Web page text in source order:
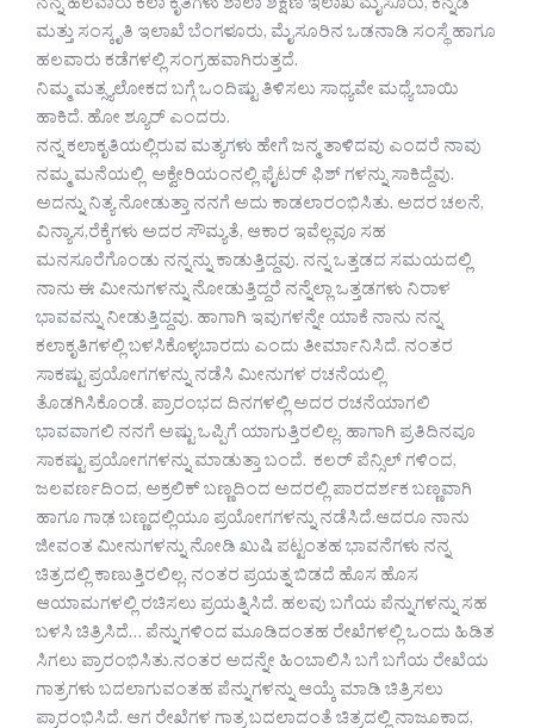
ನನ್ನ ಹಲವಾರು ಕಲಾ ಕೃತಿಗಳು ಶಾಲಾ ಶಿಕ್ಷಣ ಇಲಾಖೆ ಮೈಸೂರು, ಕನ್ನಡ
ಮತ್ತು ಸಂಸ್ಕೃತಿ ಇಲಾಖೆ ಬೆಂಗಳೂರು, ಮೈಸೂರಿನ ಒಡನಾಡಿ ಸಂಸ್ಥೆ ಹಾಗೂ
ಹಲವಾರು ಕಡೆಗಳಲ್ಲಿ ಸಂಗ್ರಹವಾಗಿರುತ್ತದೆ.
ನಿಮ್ಮ ಮತ್ಸ್ಯಲೋಕದ ಬಗ್ಗೆ ಒಂದಿಷ್ಟು ತಿಳಿಸಲು ಸಾಧ್ಯವೇ ಮಧ್ಯೆ ಬಾಯಿ
ಹಾಕಿದೆ. ಹೋ ಶ್ಯೂರ್ ಎಂದರು.
ನನ್ನ ಕಲಾಕೃತಿಯಲ್ಲಿರುವ ಮತ್ಯಗಳು ಹೇಗೆ ಜನ್ಮ ತಾಳಿದವು ಎಂದರೆ ನಾವು
ನಮ್ಮ ಮನೆಯಲ್ಲಿ ಅಕ್ವೇರಿಯಂನಲ್ಲಿ ಫೈಟರ್ ಫಿಶ್ ಗಳನ್ನು ಸಾಕಿದ್ದೆವು.
ಅದನ್ನು ನಿತ್ಯ ನೋಡುತ್ತಾ ನನಗೆ ಅದು ಕಾಡಲಾರಂಭಿಸಿತು. ಅದರ ಚಲನೆ,
ವಿನ್ಯಾಸ,ರೆಕ್ಕೆಗಳು ಅದರ ಸೌಮ್ಯತೆ, ಆಕಾರ ಇವೆಲ್ಲವೂ ಸಹ
ಮನಸೂರೆಗೊಂಡು ನನ್ನನ್ನು ಕಾಡುತ್ತಿದ್ದವು. ನನ್ನ ಒತ್ತಡದ ಸಮಯದಲ್ಲಿ
ನಾನು ಈ ಮೀನುಗಳನ್ನು ನೋಡುತ್ತಿದ್ದರೆ ನನ್ನೆಲ್ಲಾ ಒತ್ತಡಗಳು ನಿರಾಳ
ಭಾವವನ್ನು ನೀಡುತ್ತಿದ್ದವು. ಹಾಗಾಗಿ ಇವುಗಳನ್ನೇ ಯಾಕೆ ನಾನು ನನ್ನ
ಕಲಾಕೃತಿಗಳಲ್ಲಿ ಬಳಸಿಕೊಳ್ಳಬಾರದು ಎಂದು ತೀರ್ಮಾನಿಸಿದೆ. ನಂತರ
ಸಾಕಷ್ಟು ಪ್ರಯೋಗಗಳನ್ನು ನಡೆಸಿ ಮೀನುಗಳ ರಚನೆಯಲ್ಲಿ
ತೊಡಗಿಸಿಕೊಂಡೆ. ಪ್ರಾರಂಭದ ದಿನಗಳಲ್ಲಿ ಅದರ ರಚನೆಯಾಗಲಿ
ಭಾವವಾಗಲಿ ನನಗೆ ಅಷ್ಟು ಒಪ್ಪಿಗೆ ಯಾಗುತ್ತಿರಲಿಲ್ಲ. ಹಾಗಾಗಿ ಪ್ರತಿದಿನವೂ
ಸಾಕಷ್ಟು ಪ್ರಯೋಗಗಳನ್ನು ಮಾಡುತ್ತಾ ಬಂದೆ. ಕಲರ್ ಪೆನ್ಸಿಲ್ ಗಳಿಂದ,
ಜಲವರ್ಣದಿಂದ, ಅಕ್ರಲಿಕ್ ಬಣ್ಣದಿಂದ ಅದರಲ್ಲಿ ಪಾರದರ್ಶಕ ಬಣ್ಣವಾಗಿ
ಹಾಗೂ ಗಾಢ ಬಣ್ಣದಲ್ಲಿಯೂ ಪ್ರಯೋಗಗಳನ್ನು ನಡೆಸಿದೆ.ಆದರೂ ನಾನು
ಜೀವಂತ ಮೀನುಗಳನ್ನು ನೋಡಿ ಖುಷಿ ಪಟ್ಟಂತಹ ಭಾವನೆಗಳು ನನ್ನ
ಚಿತ್ರದಲ್ಲಿ ಕಾಣುತ್ತಿರಲಿಲ್ಲ. ನಂತರ ಪ್ರಯತ್ನ ಬಿಡದೆ ಹೊಸ ಹೊಸ
ಆಯಾಮಗಳಲ್ಲಿ ರಚಿಸಲು ಪ್ರಯತ್ನಿಸಿದೆ. ಹಲವು ಬಗೆಯ ಪೆನ್ನುಗಳನ್ನು ಸಹ
ಬಳಸಿ ಚಿತ್ರಿಸಿದೆ… ಪೆನ್ನುಗಳಿಂದ ಮೂಡಿದಂತಹ ರೇಖೆಗಳಲ್ಲಿ ಒಂದು ಹಿಡಿತ
ಸಿಗಲು ಪ್ರಾರಂಭಿಸಿತು.ನಂತರ ಅದನ್ನೇ ಹಿಂಬಾಲಿಸಿ ಬಗೆ ಬಗೆಯ ರೇಖೆಯ
ಗಾತ್ರಗಳು ಬದಲಾಗುವಂತಹ ಪೆನ್ನುಗಳನ್ನು ಆಯ್ಕೆ ಮಾಡಿ ಚಿತ್ರಿಸಲು
ಪ್ರಾರಂಭಿಸಿದೆ. ಆಗ ರೇಖೆಗಳ ಗಾತ್ರ ಬದಲಾದಂತೆ ಚಿತ್ರದಲ್ಲಿ ನಾಜೂಕಾದ,